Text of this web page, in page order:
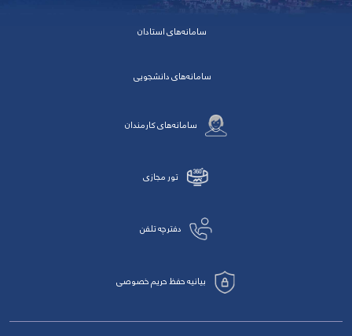
سامانه‌های استادان
سامانه‌های دانشجویی
سامانه‌های کارمندان
تور مجازی
دفترچه تلفن
بیانیه حفظ حریم خصوصی